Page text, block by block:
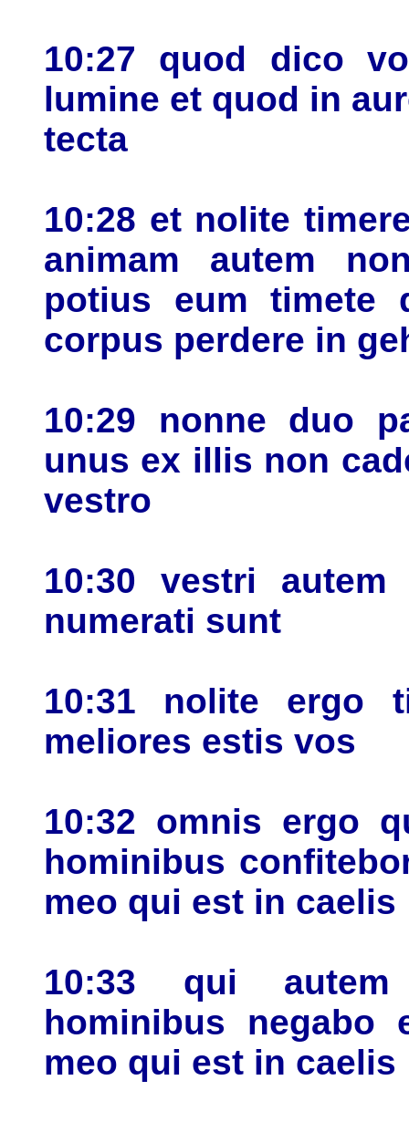
10:27 quod dico
lumine et quod in
tecta
10:28 et nolite
animam autem
potius eum timete
corpus perdere in
10:29 nonne duo
unus ex illis non
vestro
10:30 vestri
numerati sunt
10:31 nolite ergo
meliores estis vos
10:32 omnis ergo
hominibus
meo qui est in caelis
10:33 qui
hominibus negabo
meo qui est in caelis